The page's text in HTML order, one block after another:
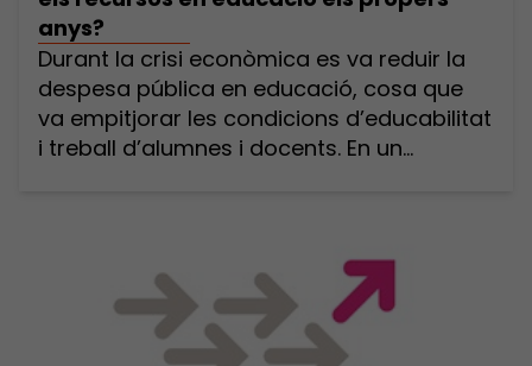
anys?
Durant la crisi econòmica es va reduir la
despesa pública en educació, cosa que
va empitjorar les condicions d’educabilitat
i treball d’alumnes i docents. En un
més eficient. Només així podrem
consolidar un sistema educatiu de
qualitat i equitat. […]